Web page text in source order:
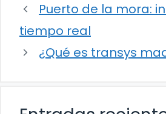
Puerto de la mora:
tiempo real
¿Qué es transys